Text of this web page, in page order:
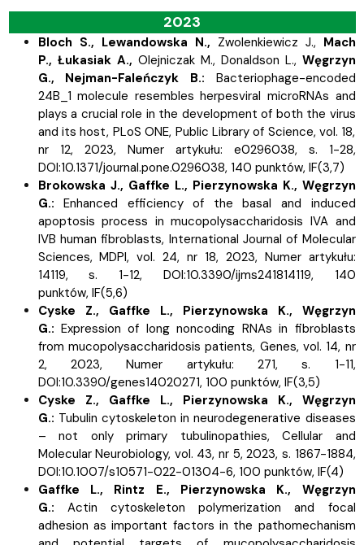
2023
Bloch S., Lewandowska N., Zwolenkiewicz J., Mach
P., Łukasiak A., Olejniczak M., Donaldson L., Węgrzyn
G.,
Nejman-Faleńczyk B.:
Bacteriophage-encoded
24B_1 molecule resembles herpesviral microRNAs and
plays a crucial role in the development of both the virus
and its host, PLoS ONE, Public Library of Science, vol. 18,
nr 12, 2023, Numer artykułu: e0296038, s.
1-28,
DOI:10.1371/journal.pone.0296038, 140 punktów, IF(3,7)
Brokowska J., Gaffke L., Pierzynowska K., Węgrzyn
G.:
Enhanced efficiency of the basal and induced
apoptosis process in mucopolysaccharidosis IVA and
IVB human fibroblasts, International Journal of Molecular
Sciences, MDPI, vol. 24, nr 18, 2023, Numer artykułu:
14119, s.
1-12, DOI:10.3390/ijms241814119, 140
punktów, IF(5,6)
Cyske Z.,
Gaffke L., Pierzynowska K.,
Węgrzyn
G.: Expression of long noncoding RNAs in fibroblasts
from mucopolysaccharidosis patients, Genes, vol. 14, nr
2, 2023, Numer artykułu: 271, s.
1-11,
DOI:10.3390/genes14020271, 100 punktów, IF(3,5)
Cyske Z.,
Gaffke L., Pierzynowska K.,
Węgrzyn
G.: Tubulin cytoskeleton in neurodegenerative diseases
– not only primary tubulinopathies, Cellular and
Molecular Neurobiology, vol. 43, nr 5, 2023, s. 1867-1884,
DOI:10.1007/s10571-022-01304-6, 100 punktów, IF(4)
Gaffke L.,
Rintz E., Pierzynowska K.,
Węgrzyn
G.:
Actin cytoskeleton polymerization and focal
adhesion as important factors in the pathomechanism